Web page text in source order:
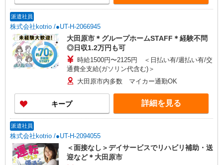
派遣社員
株式会社kotrio /●UT-H-2066945
大田原市＊グループホームSTAFF＊経験不問
◎日収1.2万円も可
時給1500円〜2125円 ＜日払い有/週払い有/交
通費全支給(ガソリン代含む)＞
大田原市内多数 マイカー通勤OK
キープ 詳細を見る
派遣社員
株式会社kotrio /●UT-H-2094055
＜面接なし＞デイサービスでリハビリ補助・送
迎など＊大田原市